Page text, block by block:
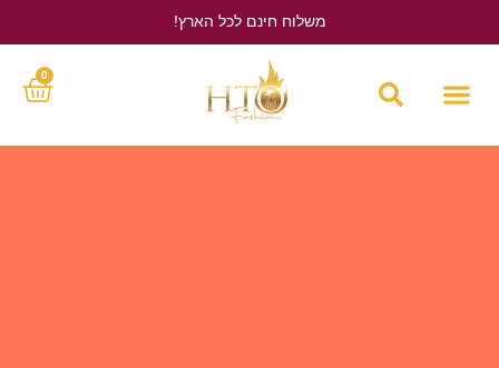
משלוח חינם לכל הארץ!
0